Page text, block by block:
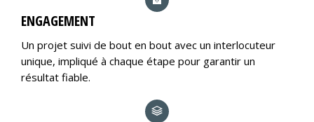
ENGAGEMENT
Un projet suivi de bout en bout avec un interlocuteur
unique, impliqué à chaque étape pour garantir un
résultat fiable.